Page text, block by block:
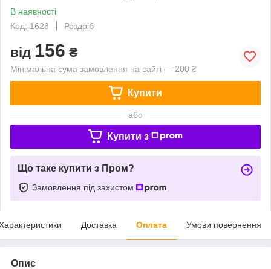
В наявності
Код: 1628
Роздріб
від 156 ₴
Мінімальна сума замовлення на сайті — 200 ₴
Купити
або
Купити з
Що таке купити з Пром?
Замовлення під захистом
Доставка Оплата Умови повернення
Опис